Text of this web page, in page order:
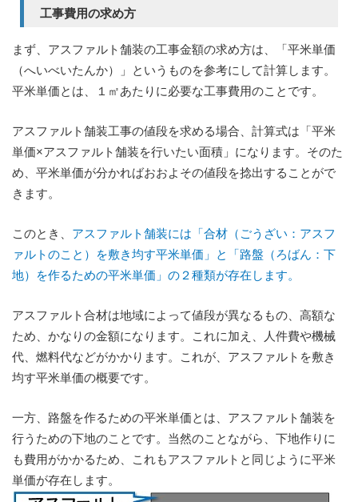
工事費用の求め方
まず、アスファルト舗装の工事金額の求め方は、「平米単価
（へいべいたんか）」というものを参考にして計算します。
平米単価とは、１㎡あたりに必要な工事費用のことです。
アスファルト舗装工事の値段を求める場合、計算式は「平米
単価×アスファルト舗装を行いたい面積」になります。そのた
め、平米単価が分かればおおよその値段を捻出することがで
きます。
このとき、 アスファルト舗装には「合材（ごうざい：アスフ
ァルトのこと）を敷き均す平米単価」と「路盤（ろばん：下
地）を作るための平米単価」の２種類が存在します。
アスファルト合材は地域によって値段が異なるもの、高額な
ため、かなりの金額になります。これに加え、人件費や機械
代、燃料代などがかかります。これが、アスファルトを敷き
均す平米単価の概要です。
一方、路盤を作るための平米単価とは、アスファルト舗装を
行うための下地のことです。当然のことながら、下地作りに
も費用がかかるため、これもアスファルトと同じように平米
単価が存在します。